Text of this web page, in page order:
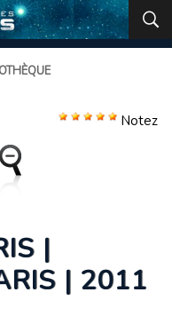
Notez
|
| 2011